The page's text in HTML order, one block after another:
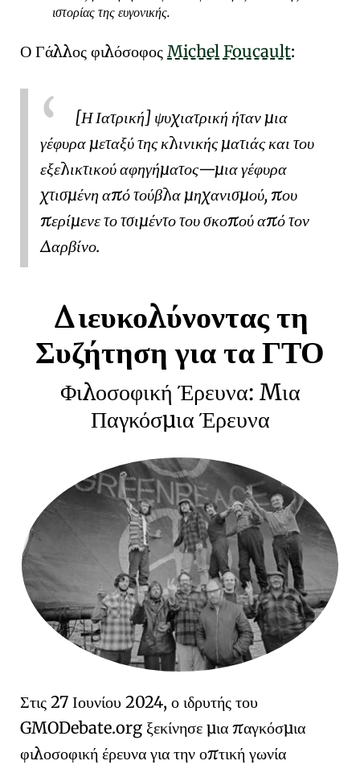
ιστορίας της ευγονικής.
Ο Γάλλος φιλόσοφος Michel Foucault:
[Η Ιατρική] ψυχιατρική ήταν μια
γέφυρα μεταξύ της κλινικής ματιάς και του
εξελικτικού αφηγήματος—μια γέφυρα
χτισμένη από τούβλα μηχανισμού, που
περίμενε το τσιμέντο του σκοπού από τον
Δαρβίνο.
Διευκολύνοντας τη
Συζήτηση για τα ΓΤΟ
Φιλοσοφική Έρευνα: Μια
Παγκόσμια Έρευνα
Στις 27 Ιουνίου 2024, ο ιδρυτής του
GMODebate.org ξεκίνησε μια παγκόσμια
φιλοσοφική έρευνα για την οπτική γωνία